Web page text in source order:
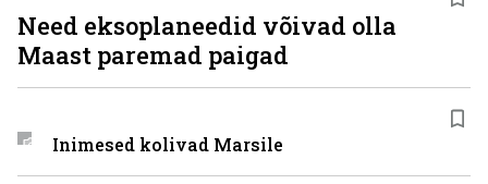
Need eksoplaneedid võivad olla
Maast paremad paigad
Inimesed kolivad Marsile